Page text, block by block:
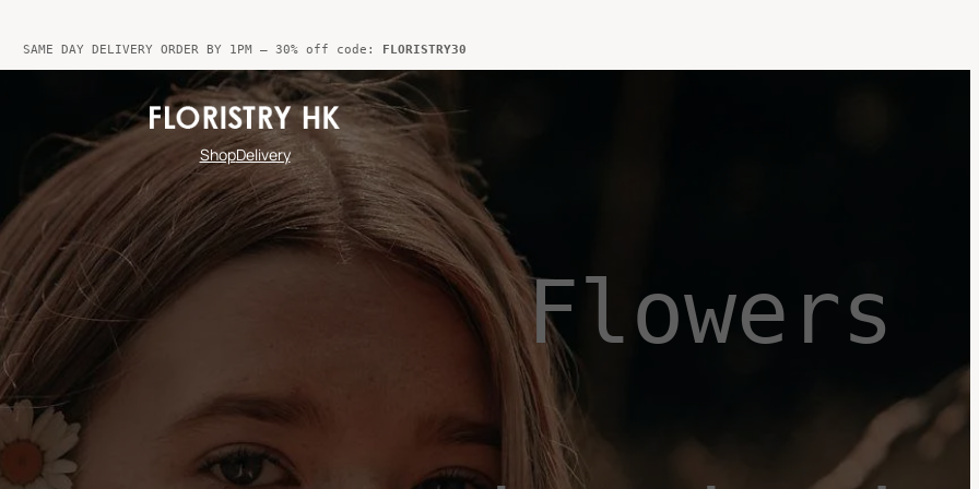
SAME DAY DELIVERY ORDER BY 1PM – 30% off code: FLORISTRY30
ShopDelivery
Flowers